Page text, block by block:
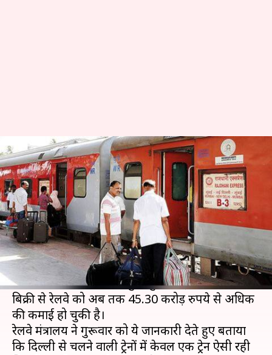
विशेष ट्रेनों में सात दिनों के लिए बुक
हुई 45 करोड़ रुपये की दो लाख टिकटें
लेखन मुकुल तोमर May 14, 2020 06:35 pm
क्या है खबर?
भारतीय रेलवे के चुनिंदा रूटों पर विशेष राजधानी एक्सप्रेस
ट्रेनें चलाने के बाद दो लाख से अधिक यात्री अगले सात
दिन में यात्रा के लिए टिकट बुक चुके हैं। इन टिकटों की
बिक्री से रेलवे को अब तक 45.30 करोड़ रुपये से अधिक
की कमाई हो चुकी है।
रेलवे मंत्रालय ने गुरूवार को ये जानकारी देते हुए बताया
कि दिल्ली से चलने वाली ट्रेनों में केवल एक ट्रेन ऐसी रही